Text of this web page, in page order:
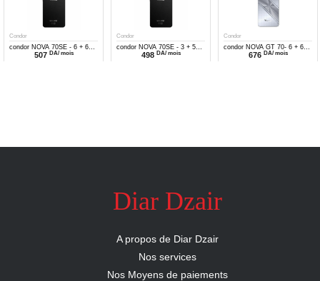
Condor
condor NOVA 70SE - 6 + 6
Go - 128 Go - BLACK
507 DA/ mois
Condor
condor NOVA 70SE - 3 + 5
Go - 128 Go - Black
498 DA/ mois
Condor
condor NOVA GT 70- 6 + 6
Go - 256 Go - Silver
676 DA/ mois
Diar Dzair
A propos de Diar Dzair
Nos services
Nos Moyens de paiements